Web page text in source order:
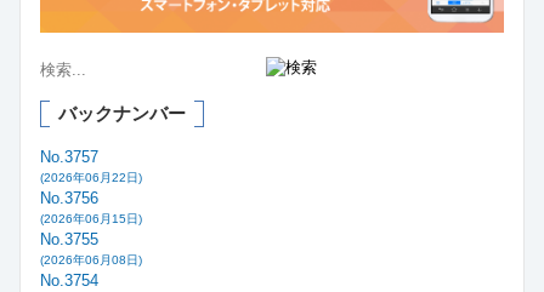
バックナンバー
No.3757
(2026年06月22日)
No.3756
(2026年06月15日)
No.3755
(2026年06月08日)
No.3754